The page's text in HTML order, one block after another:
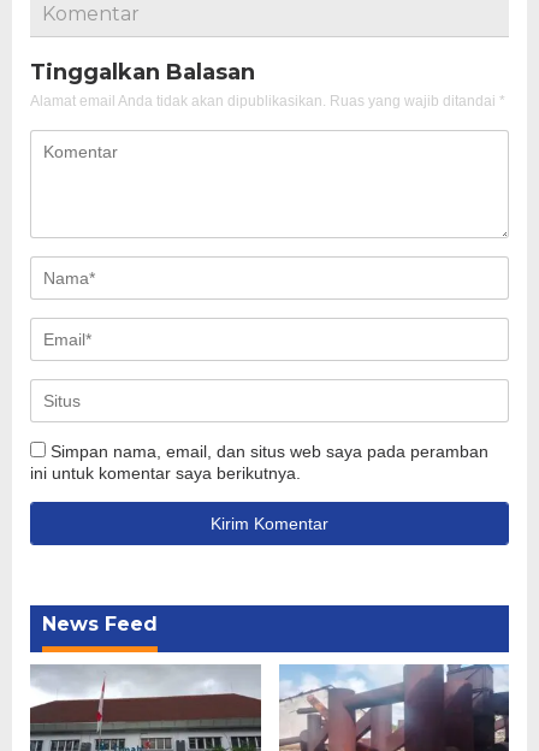
Komentar
Tinggalkan Balasan
Alamat email Anda tidak akan dipublikasikan. Ruas yang wajib ditandai *
Simpan nama, email, dan situs web saya pada peramban
ini untuk komentar saya berikutnya.
News Feed